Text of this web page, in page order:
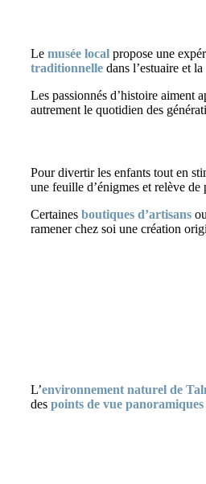
Le musée local propose une
traditionnelle dans l’estuaire et
Les passionnés d’histoire aiment
autrement le quotidien des
Pour divertir les enfants tout en
une feuille d’énigmes et relève de
Certaines boutiques d’artisans
ramener chez soi une création
L’environnement naturel de
des points de vue panoramiques